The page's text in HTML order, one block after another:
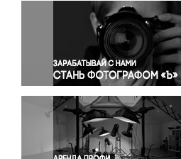
Окружающая среда
Политика
Правосудие
Происшествия и конфликты
Религия
Светская жизнь
Спорт
Экология
Экономика и бизнес